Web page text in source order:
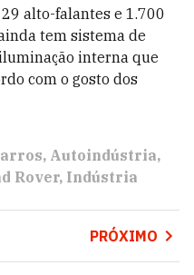
alto-falantes e 1.700
tem sistema de
interna que
com o gosto dos
Autoindústria
Rover Indústria
PRÓXIMO